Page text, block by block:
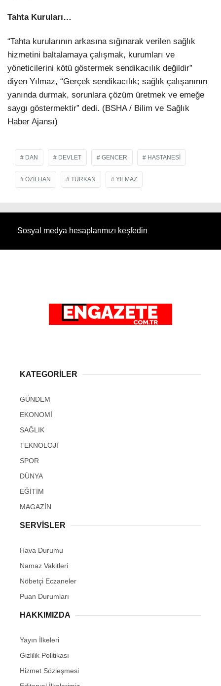
Tahta Kuruları…
“Tahta kurularının arkasına sığınarak verilen sağlık
hizmetini baltalamaya çalışmak, kurumları ve
yöneticilerini kötü göstermek sendikacılık değildir”
diyen Yılmaz, “Gerçek sendikacılık; sağlık çalışanının
yanında durmak, sorunlara çözüm üretmek ve emeğe
saygı göstermektir” dedi. (BSHA / Bilim ve Sağlık
Haber Ajansı)
DAN DEVLET GENCER HASTANESI
ÖZILHAN TÜRKAN YILMAZ
Sosyal medya hesaplarımızı keşfedin
KATEGORİLER
GÜNDEM
EKONOMİ
SAĞLIK
TEKNOLOJİ
SPOR
DÜNYA
EĞİTİM
MAGAZİN
SERVİSLER
Hava Durumu
Namaz Vakitleri
Nöbetçi Eczaneler
Puan Durumları
HAKKIMIZDA
Yayın İlkeleri
Gizlilik Politikası
Hizmet Sözleşmesi